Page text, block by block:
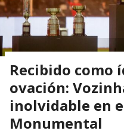
Recibido como
ovación:
inolvidable en
Monumental